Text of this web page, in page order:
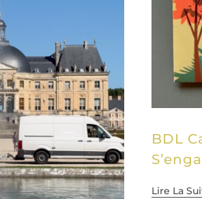
BDL
Lire La